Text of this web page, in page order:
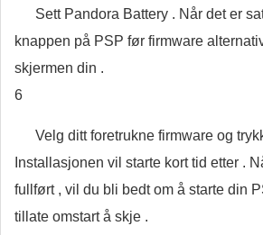
Sett Pandora Battery . Når det er
knappen på PSP før firmware
skjermen din .
6
Velg ditt foretrukne firmware og
Installasjonen vil starte kort tid etter .
fullført , vil du bli bedt om å starte din
tillate omstart å skje .